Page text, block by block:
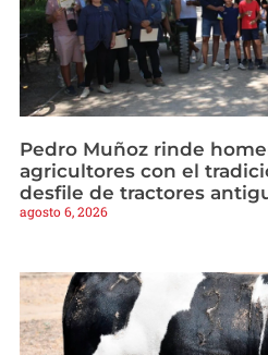
Pedro Muñoz rinde
agricultores con el
desfile de tractores
agosto 6, 2026